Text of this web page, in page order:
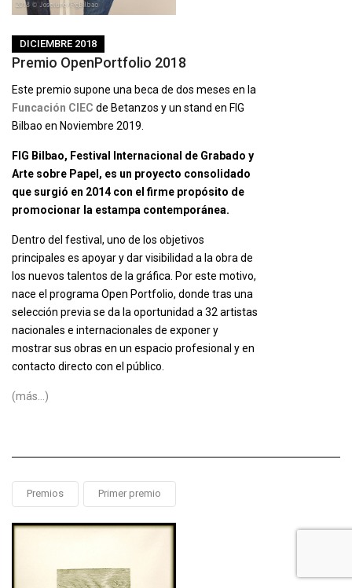
DICIEMBRE 2018
Premio OpenPortfolio 2018
Este premio supone una beca de dos meses en la
Funcación CIEC de Betanzos y un stand en FIG
Bilbao en Noviembre 2019.
FIG Bilbao, Festival Internacional de Grabado y
Arte sobre Papel, es un proyecto consolidado
que surgió en 2014 con el firme propósito de
promocionar la estampa contemporánea.
Dentro del festival, uno de los objetivos
principales es apoyar y dar visibilidad a la obra de
los nuevos talentos de la gráfica. Por este motivo,
nace el programa Open Portfolio, donde tras una
selección previa se da la oportunidad a 32 artistas
nacionales e internacionales de exponer y
mostrar sus obras en un espacio profesional y en
contacto directo con el público.
(más…)
Premios Primer premio